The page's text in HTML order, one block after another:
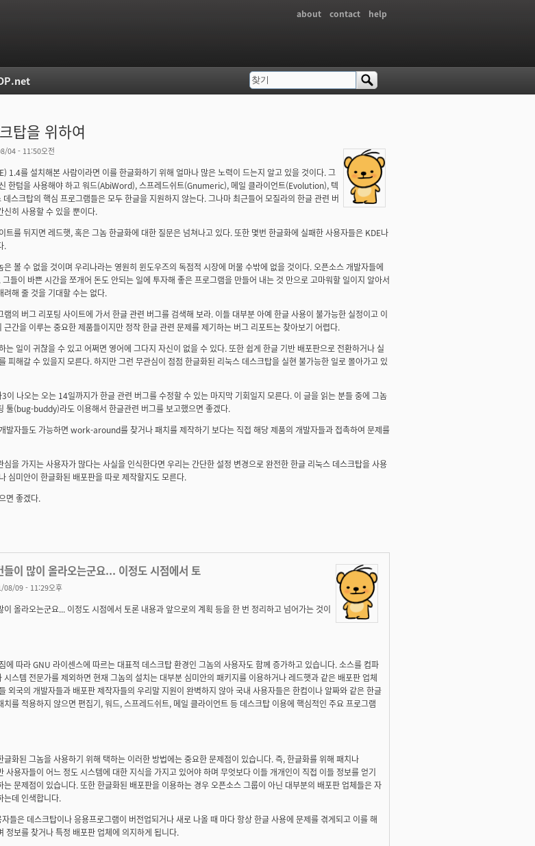
about contact help
탑을 위하여
04 - 11:50오전
1.4를 설치해본 사람이라면 이를 한글화하기 위해 얼마나 많은 노력이 드는지 알고 있을 것이다. 그
한텀을 사용해야 하고 워드(AbiWord), 스프레드쉬트(Gnumeric), 메일 클라이언트(Evolution), 텍
스크탑의 핵심 프로그램들은 모두 한글을 지원하지 않는다. 그나마 최근들어 모질라의 한글 관련 버
신히 사용할 수 있을 뿐이다.
트를 뒤지면 레드햇, 혹은 그놈 한글화에 대한 질문은 넘쳐나고 있다. 또한 몇번 한글화에 실패한 사용자들은 KDE나
.
볼 수 없을 것이며 우리나라는 영원히 윈도우즈의 독점적 시장에 머물 수밖에 없을 것이다. 오픈소스 개발자들에
들이 바쁜 시간을 쪼개어 돈도 안되는 일에 투자해 좋은 프로그램을 만들어 내는 것 만으로 고마워할 일이지 알아서
해 줄 것을 기대할 수는 없다.
의 버그 리포팅 사이트에 가서 한글 관련 버그를 검색해 보라. 이들 대부분 아예 한글 사용이 불가능한 실정이고 이
간을 이루는 중요한 제품들이지만 정작 한글 관련 문제를 제기하는 버그 리포트는 찾아보기 어렵다.
는 일이 귀찮을 수 있고 어쩌면 영어에 그다지 자신이 없을 수 있다. 또한 쉽게 한글 기반 배포판으로 전환하거나 실
피해갈 수 있을지 모른다. 하지만 그런 무관심이 점점 한글화된 리눅스 데스크탑을 실현 불가능한 일로 몰아가고 있
나오는 오는 14일까지가 한글 관련 버그를 수정할 수 있는 마지막 기회일지 모른다. 이 글을 읽는 분들 중에 그놈
툴(bug-buddy)라도 이용해서 한글관련 버그를 보고했으면 좋겠다.
발자들도 가능하면 work-around를 찾거나 패치를 제작하기 보다는 직접 해당 제품의 개발자들과 접촉하여 문제를
을 가지는 사용자가 많다는 사실을 인식한다면 우리는 간단한 설정 변경으로 완전한 한글 리눅스 데스크탑을 사용
심미안이 한글화된 배포판을 따로 제작할지도 모른다.
면 좋겠다.
들이 많이 올라오는군요... 이정도 시점에서 토
08/09 - 11:29오후
올라오는군요... 이정도 시점에서 토론 내용과 앞으로의 계획 등을 한 번 정리하고 넘어가는 것이
에 따라 GNU 라이센스에 따르는 대표적 데스크탑 환경인 그놈의 사용자도 함께 증가하고 있습니다. 소스를 컴파
스템 전문가를 제외하면 현재 그놈의 설치는 대부분 심미안의 패키지를 이용하거나 레드햇과 같은 배포판 업체
외국의 개발자들과 배포판 제작자들의 우리말 지원이 완벽하지 않아 국내 사용자들은 한컴이나 알짜와 같은 한글
를 적용하지 않으면 편집기, 워드, 스프레드쉬트, 메일 클라이언트 등 데스크탑 이용에 핵심적인 주요 프로그램
화된 그놈을 사용하기 위해 택하는 이러한 방법에는 중요한 문제점이 있습니다. 즉, 한글화를 위해 패치나
용자들이 어느 정도 시스템에 대한 지식을 가지고 있어야 하며 무엇보다 이들 개개인이 직접 이들 정보를 얻기
문제점이 있습니다. 또한 한글화된 배포판을 이용하는 경우 오픈소스 그룹이 아닌 대부분의 배포판 업체들은 자
는데 인색합니다.
들은 데스크탑이나 응용프로그램이 버전업되거나 새로 나올 때 마다 항상 한글 사용에 문제를 겪게되고 이를 해
정보를 찾거나 특정 배포판 업체에 의지하게 됩니다.
검색 폼
찾기